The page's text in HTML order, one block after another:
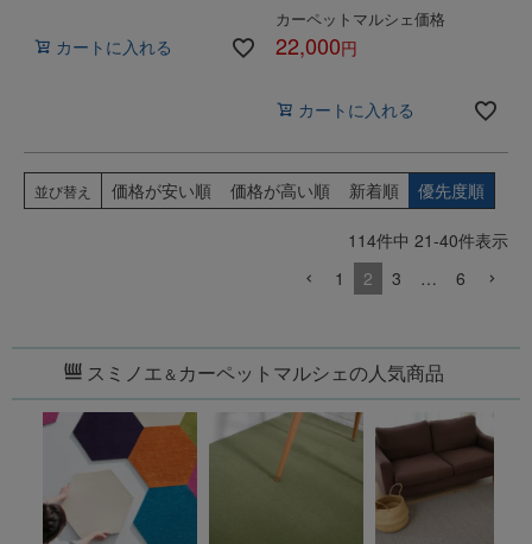
カートに入れる
カーペットマルシェ価格
22,000
カートに入れる
並び替え 価格が安い順 価格が高い順 新着順 優先度順
114件中 21-40件表示
1
2 3 … 6
スミノエ＆ カーペットマルシェの人気商品